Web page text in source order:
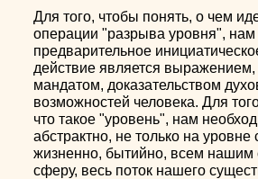
Для того, чтобы понять, о чем
операции "разрыва уровня", нам
предварительное
действие является выражением,
мандатом, доказательством
возможностей человека. Для
что такое "уровень", нам
абстрактно, не только на уровне
жизненно, бытийно, всем
сферу, весь поток нашего